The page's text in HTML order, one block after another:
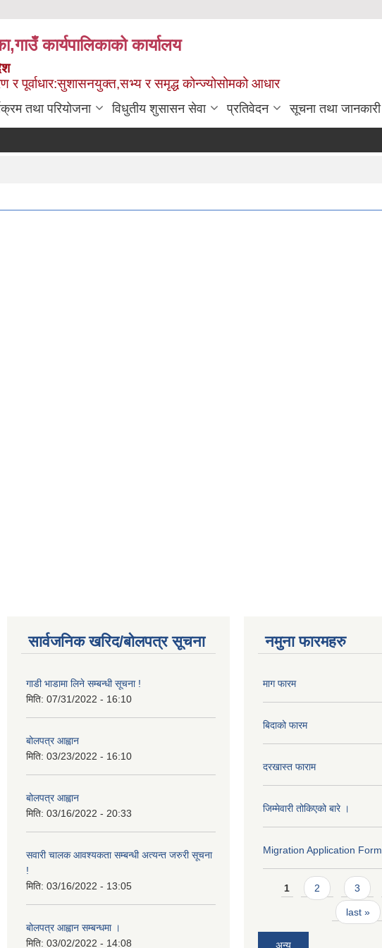
कार्यपालिकाको कार्यालय
र पूर्वाधार:सुशासनयुक्त,सभ्य र समृद्ध कोन्ज्योसोमको आधार
तथा परियोजना विधुतीय शुसासन सेवा प्रतिवेदन सूचना तथा जानकारी
सार्वजनिक खरिद/बोलपत्र सूचना
गाडी भाडामा लिने सम्बन्धी सूचना !
मिति: 07/31/2022 - 16:10
बोलपत्र आह्वान
मिति: 03/23/2022 - 16:10
बोलपत्र आह्वान
मिति: 03/16/2022 - 20:33
सवारी चालक आवश्यकता सम्बन्धी अत्यन्त जरुरी सूचना
!
मिति: 03/16/2022 - 13:05
बोलपत्र आह्वान सम्बन्धमा ।
मिति: 03/02/2022 - 14:08
नमुना फारमहरु
माग फारम
बिदाको फारम
दरखास्त फाराम
जिम्मेवारी तोकिएको बारे ।
Migration Application Form
Pages
1 2 3
last »
अन्य